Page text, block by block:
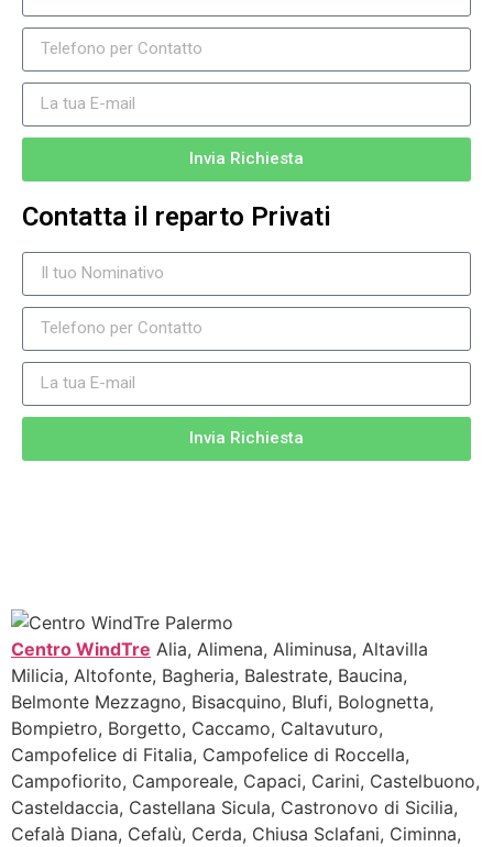
Invia Richiesta
Contatta il reparto Privati
Invia Richiesta
Centro WindTre Alia, Alimena, Aliminusa, Altavilla
Milicia, Altofonte, Bagheria, Balestrate, Baucina,
Belmonte Mezzagno, Bisacquino, Blufi, Bolognetta,
Bompietro, Borgetto, Caccamo, Caltavuturo,
Campofelice di Fitalia, Campofelice di Roccella,
Campofiorito, Camporeale, Capaci, Carini, Castelbuono,
Casteldaccia, Castellana Sicula, Castronovo di Sicilia,
Cefalà Diana, Cefalù, Cerda, Chiusa Sclafani, Ciminna,